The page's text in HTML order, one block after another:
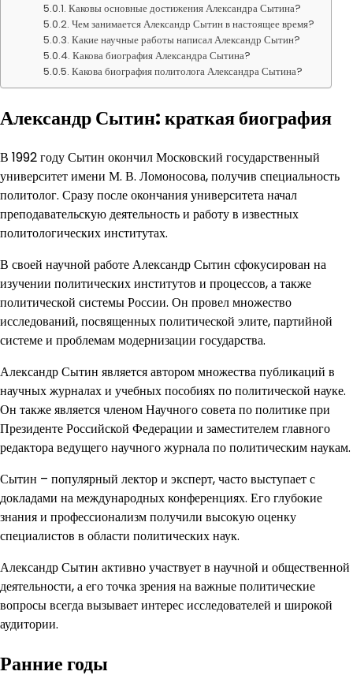
Каковы основные достижения Александра Сытина?
Чем занимается Александр Сытин в настоящее время?
Какие научные работы написал Александр Сытин?
Какова биография Александра Сытина?
Какова биография политолога Александра Сытина?
Александр Сытин: краткая биография
В 1992 году Сытин окончил Московский государственный
университет имени М. В. Ломоносова, получив специальность
политолог. Сразу после окончания университета начал
преподавательскую деятельность и работу в известных
политологических институтах.
В своей научной работе Александр Сытин сфокусирован на
изучении политических институтов и процессов, а также
политической системы России. Он провел множество
исследований, посвященных политической элите, партийной
системе и проблемам модернизации государства.
Александр Сытин является автором множества публикаций в
научных журналах и учебных пособиях по политической науке.
Он также является членом Научного совета по политике при
Президенте Российской Федерации и заместителем главного
редактора ведущего научного журнала по политическим наукам.
Сытин – популярный лектор и эксперт, часто выступает с
докладами на международных конференциях. Его глубокие
знания и профессионализм получили высокую оценку
специалистов в области политических наук.
Александр Сытин активно участвует в научной и общественной
деятельности, а его точка зрения на важные политические
вопросы всегда вызывает интерес исследователей и широкой
аудитории.
Ранние годы